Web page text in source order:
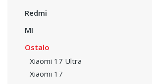
Redmi
MI
Ostalo
Xiaomi 17 Ultra
Xiaomi 17